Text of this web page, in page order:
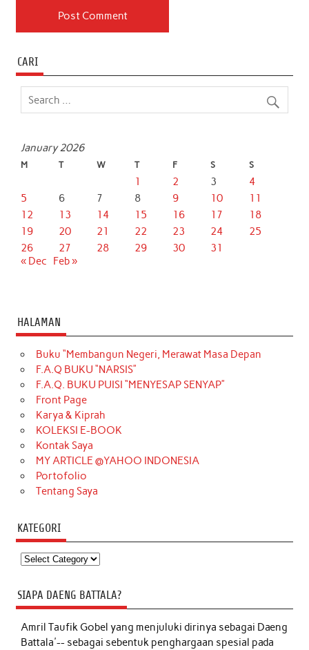
CARI
January 2026
M T W T F S S
1 2 3
4
5
6 7 8 9 10
11
12
13 14 15 16 17
18
19
20 21 22 23 24
25
26
27 28 29 30
31
« Dec
Feb »
HALAMAN
Buku “Membangun Negeri, Merawat Masa Depan
F.A.Q BUKU “NARSIS”
F.A.Q. BUKU PUISI “MENYESAP SENYAP”
Front Page
Karya & Kiprah
KOLEKSI E-BOOK
Kontak Saya
MY ARTICLE @YAHOO INDONESIA
Portofolio
Tentang Saya
KATEGORI
Kategori
SIAPA DAENG BATTALA?
Amril Taufik Gobelyang menjuluki dirinya sebagai Daeng
Battala'-- sebagai sebentuk penghargaan spesial pada